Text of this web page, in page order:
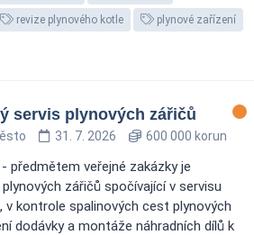
revize plynového kotle plynové zařízení
servis plynových zářičů
31. 7. 2026 600 000 korun
předmětem veřejné zakázky je
zářičů spočívající v servisu
v kontrole spalinových cest plynových
dodávky a montáže náhradních dílů k